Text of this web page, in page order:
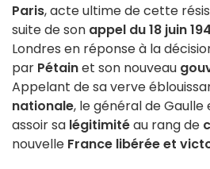
Paris, acte ultime de cette
suite de son appel du 18 juin
Londres en réponse à la
par Pétainet son nouveau
Appelant de sa verve
nationale, le général de
assoir sa légitimitéau rang de
nouvelle France libérée et